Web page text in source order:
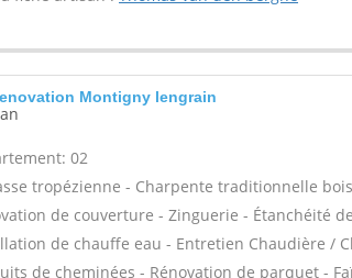
Montigny lengrain
02
tropézienne - Charpente traditionnelle
de couverture - Zinguerie - Étanchéité
de chauffe eau - Entretien Chaudière /
de cheminées - Rénovation de parquet -